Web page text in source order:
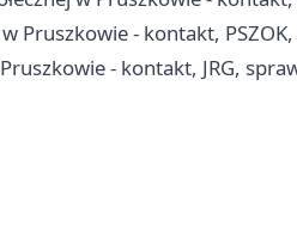
w Pruszkowie - kontakt,
- kontakt, JRG,